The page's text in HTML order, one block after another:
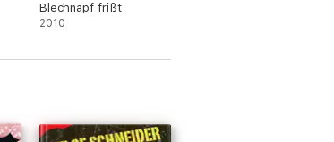
Blechnapf frißt
2010